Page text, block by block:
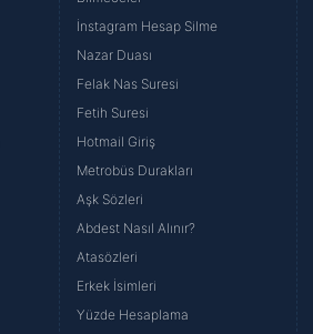
İnstagram Hesap Silme
Nazar Duası
Felak Nas Suresi
Fetih Suresi
Hotmail Giriş
Metrobüs Durakları
Aşk Sözleri
Abdest Nasıl Alınır?
Atasözleri
Erkek İsimleri
Yüzde Hesaplama